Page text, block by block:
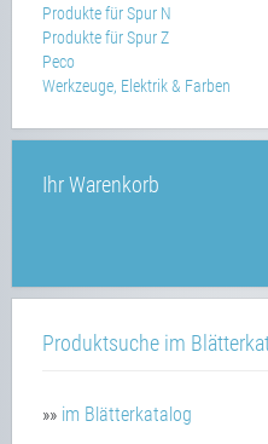
Produkte für Spur N
Produkte für Spur Z
Peco
Werkzeuge, Elektrik & Farben
Ihr Warenkorb
Produktsuche im
»» im Blätterkatalog